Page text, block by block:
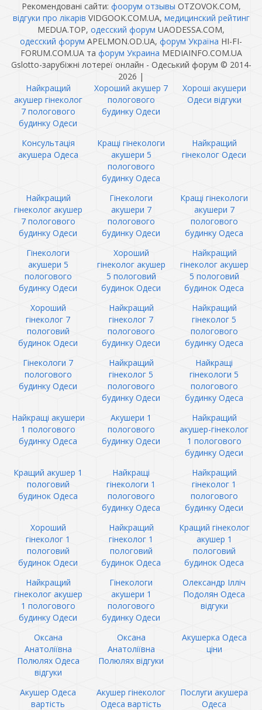
Рекомендовані сайти: фоорум отзывы OTZOVOK.COM,
відгуки про лікарів VIDGOOK.COM.UA, медицинский рейтинг
MEDUA.TOP, одесский форум UAODESSA.COM,
одесский форум APELMON.OD.UA, форум Україна HI-FI-
FORUM.COM.UA та форум Украина MEDIAINFO.COM.UA
Gslotto-зарубіжні лотереї онлайн - Одеський форум © 2014-
2026 |
Найкращий
акушер гінеколог
7 пологового
будинку Одеси
Хороший акушер 7
пологового
будинку Одеси
Хороші акушери
Одеси відгуки
Консультація
акушера Одеса
Кращі гінекологи
акушери 5
пологового
будинку Одеса
Найкращий
гінеколог Одеси
Найкращий
гінеколог акушер
7 пологового
будинку Одеси
Гінекологи
акушери 7
пологового
будинку Одеси
Кращі гінекологи
акушери 7
пологового
будинку Одеса
Гінекологи
акушери 5
пологового
будинку Одеси
Хороший
гінеколог акушер
5 пологовий
будинок Одеси
Найкращий
гінеколог акушер
5 пологовий
будинок Одеса
Хороший
гінеколог 7
пологовий
будинок Одеси
Найкращий
гінеколог 7
пологового
будинку Одеси
Найкращий
гінеколог 5
пологового
будинку Одеса
Гінекологи 7
пологового
будинку Одеси
Найкращий
гінеколог 5
пологового
будинку Одеси
Найкращі
гінекологи 5
пологового
будинку Одеса
Найкращі акушери
1 пологового
будинку Одеса
Акушери 1
пологового
будинку Одеси
Найкращий
акушер-гінеколог
1 пологового
будинку Одеси
Кращий акушер 1
пологовий
будинок Одеса
Найкращі
гінекологи 1
пологового
будинку Одеса
Найкращий
гінеколог 1
пологового
будинку Одеси
Хороший
гінеколог 1
пологовий
будинок Одеси
Найкращий
гінеколог 1
пологовий
будинок Одеса
Кращий гінеколог
акушер 1
пологовий
будинок Одеса
Найкращий
гінеколог акушер
1 пологового
будинку Одеси
Гінекологи
акушери 1
пологового
будинку Одеси
Олександр Ілліч
Подолян Одеса
відгуки
Оксана
Анатоліївна
Полюлях Одеса
відгуки
Оксана
Анатоліївна
Полюлях відгуки
Акушерка Одеса
ціни
Акушер Одеса
вартість
Акушер гінеколог
Одеса вартість
Послуги акушера
Одеса